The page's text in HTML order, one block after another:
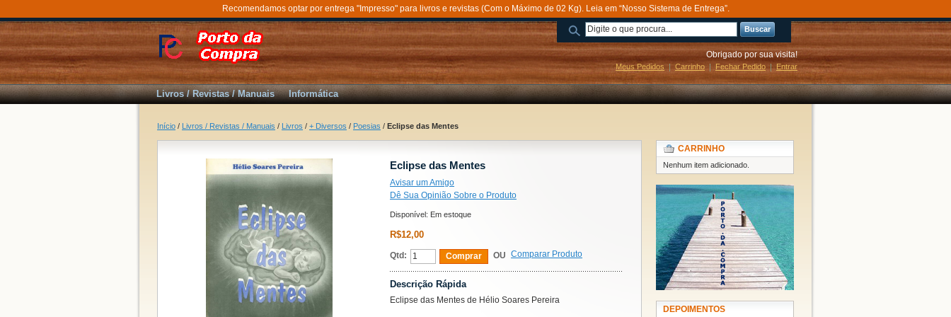
Recomendamos optar por entrega "Impresso" para livros e revistas (Com o Máximo de 02 Kg). Leia em “Nosso Sistema de Entrega”.
Buscar
Obrigado por sua visita!
Meus Pedidos Carrinho Fechar Pedido Entrar
Livros / Revistas / Manuais Informática
Início / Livros / Revistas / Manuais / Livros / + Diversos / Poesias / Eclipse das Mentes
Eclipse das Mentes
Avisar um Amigo
Dê Sua Opinião Sobre o Produto
Disponível: Em estoque
R$12,00
Qtd: Comprar OU Comparar Produto
Descrição Rápida
Eclipse das Mentes de Hélio Soares Pereira
CARRINHO
Nenhum item adicionado.
DEPOIMENTOS